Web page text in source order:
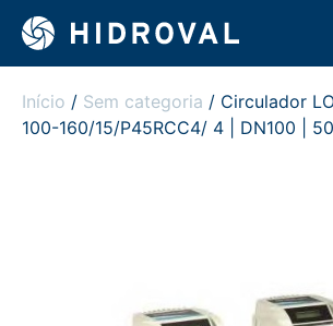
Início / Sem categoria / Circulador
100-160/15/P45RCC4/ 4 | DN100 |